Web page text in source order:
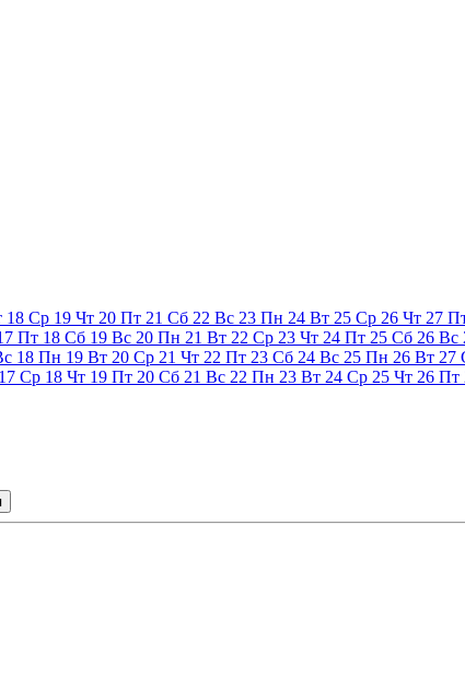
18 Ср 19 Чт 20 Пт 21 Сб 22 Вс 23 Пн 24 Вт 25 Ср 26 Чт 27
Пт 18 Сб 19 Вс 20 Пн 21 Вт 22 Ср 23 Чт 24 Пт 25 Сб 26 Вс
18 Пн 19 Вт 20 Ср 21 Чт 22 Пт 23 Сб 24 Вс 25 Пн 26 Вт 27
17 Ср 18 Чт 19 Пт 20 Сб 21 Вс 22 Пн 23 Вт 24 Ср 25 Чт 26 Пт